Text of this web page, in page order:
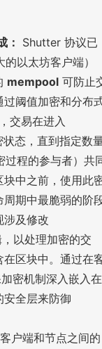
： Shutter 协议已
以太坊客户端）
mempool 可防止
阈值加密和分布
交易在进入
态，直到指定数
过程的参与者）共
中之前，使用此
期中最脆弱的阶
涉及修改
以处理加密的交
区块中。通过在
密机制深入嵌入在
安全层来防御
户端和节点之间的